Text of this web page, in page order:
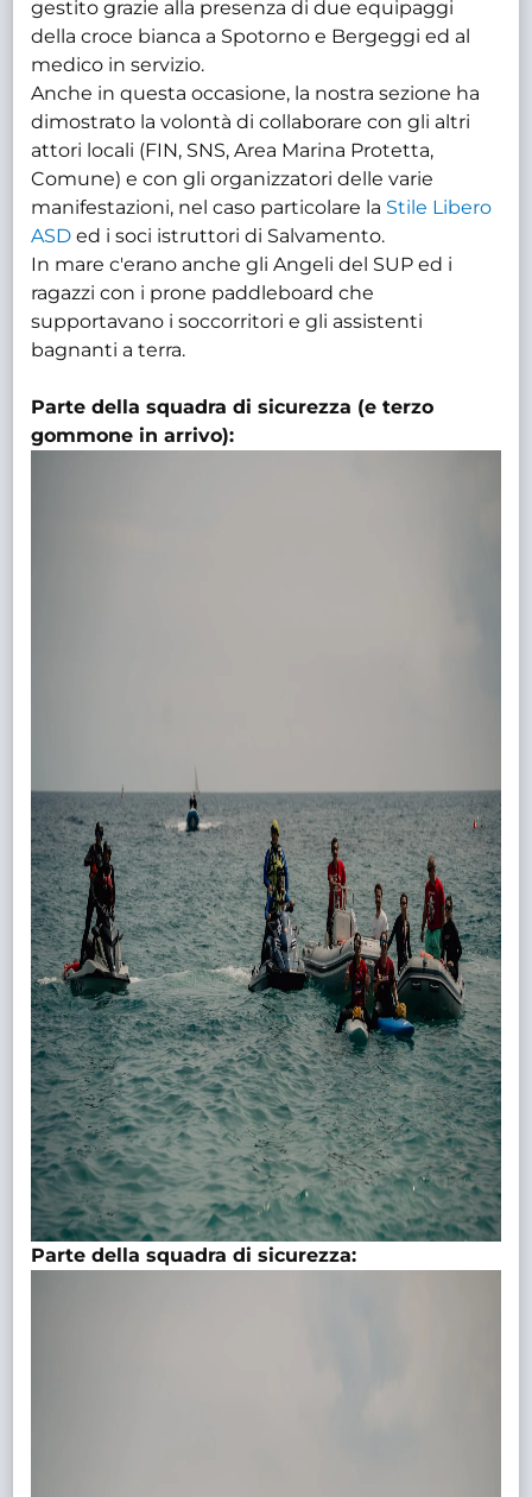
gestito grazie alla presenza di due equipaggi
della croce bianca a Spotorno e Bergeggi ed al
medico in servizio.
Anche in questa occasione, la nostra sezione ha
dimostrato la volontà di collaborare con gli altri
attori locali (FIN, SNS, Area Marina Protetta,
Comune) e con gli organizzatori delle varie
manifestazioni, nel caso particolare la Stile Libero
ASD ed i soci istruttori di Salvamento.
In mare c'erano anche gli Angeli del SUP ed i
ragazzi con i prone paddleboard che
supportavano i soccorritori e gli assistenti
bagnanti a terra.
Parte della squadra di sicurezza (e terzo
gommone in arrivo):
Parte della squadra di sicurezza: